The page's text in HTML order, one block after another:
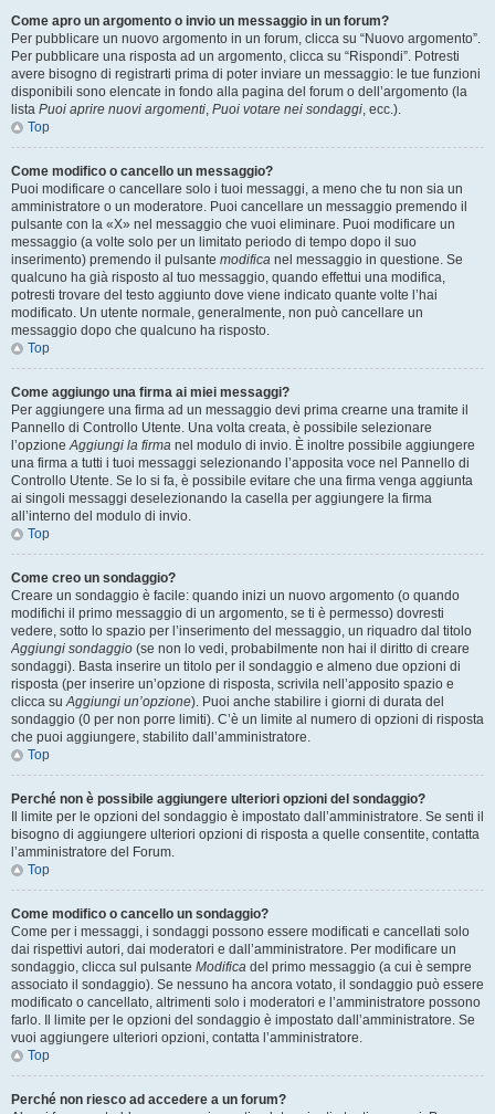
Come apro un argomento o invio un messaggio in un forum?
Per pubblicare un nuovo argomento in un forum, clicca su “Nuovo argomento”.
Per pubblicare una risposta ad un argomento, clicca su “Rispondi”. Potresti
avere bisogno di registrarti prima di poter inviare un messaggio: le tue funzioni
disponibili sono elencate in fondo alla pagina del forum o dell’argomento (la
lista Puoi aprire nuovi argomenti, Puoi votare nei sondaggi, ecc.).
Top
Come modifico o cancello un messaggio?
Puoi modificare o cancellare solo i tuoi messaggi, a meno che tu non sia un
amministratore o un moderatore. Puoi cancellare un messaggio premendo il
pulsante con la «X» nel messaggio che vuoi eliminare. Puoi modificare un
messaggio (a volte solo per un limitato periodo di tempo dopo il suo
inserimento) premendo il pulsante modifica nel messaggio in questione. Se
qualcuno ha già risposto al tuo messaggio, quando effettui una modifica,
potresti trovare del testo aggiunto dove viene indicato quante volte l’hai
modificato. Un utente normale, generalmente, non può cancellare un
messaggio dopo che qualcuno ha risposto.
Top
Come aggiungo una firma ai miei messaggi?
Per aggiungere una firma ad un messaggio devi prima crearne una tramite il
Pannello di Controllo Utente. Una volta creata, è possibile selezionare
l’opzioneAggiungi la firma nel modulo di invio. È inoltre possibile aggiungere
una firma a tutti i tuoi messaggi selezionando l’apposita voce nel Pannello di
Controllo Utente. Se lo si fa, è possibile evitare che una firma venga aggiunta
ai singoli messaggi deselezionando la casella per aggiungere la firma
all’interno del modulo di invio.
Top
Come creo un sondaggio?
Creare un sondaggio è facile: quando inizi un nuovo argomento (o quando
modifichi il primo messaggio di un argomento, se ti è permesso) dovresti
vedere, sotto lo spazio per l’inserimento del messaggio, un riquadro dal titolo
Aggiungi sondaggio (se non lo vedi, probabilmente non hai il diritto di creare
sondaggi). Basta inserire un titolo per il sondaggio e almeno due opzioni di
risposta (per inserire un’opzione di risposta, scrivila nell’apposito spazio e
clicca suAggiungi un’opzione). Puoi anche stabilire i giorni di durata del
sondaggio (0 per non porre limiti). C’è un limite al numero di opzioni di risposta
che puoi aggiungere, stabilito dall’amministratore.
Top
Perché non è possibile aggiungere ulteriori opzioni del sondaggio?
Il limite per le opzioni del sondaggio è impostato dall’amministratore. Se senti il
bisogno di aggiungere ulteriori opzioni di risposta a quelle consentite, contatta
l’amministratore del Forum.
Top
Come modifico o cancello un sondaggio?
Come per i messaggi, i sondaggi possono essere modificati e cancellati solo
dai rispettivi autori, dai moderatori e dall’amministratore. Per modificare un
sondaggio, clicca sul pulsante Modifica del primo messaggio (a cui è sempre
associato il sondaggio). Se nessuno ha ancora votato, il sondaggio può essere
modificato o cancellato, altrimenti solo i moderatori e l’amministratore possono
farlo. Il limite per le opzioni del sondaggio è impostato dall’amministratore. Se
vuoi aggiungere ulteriori opzioni, contatta l’amministratore.
Top
Perché non riesco ad accedere a un forum?